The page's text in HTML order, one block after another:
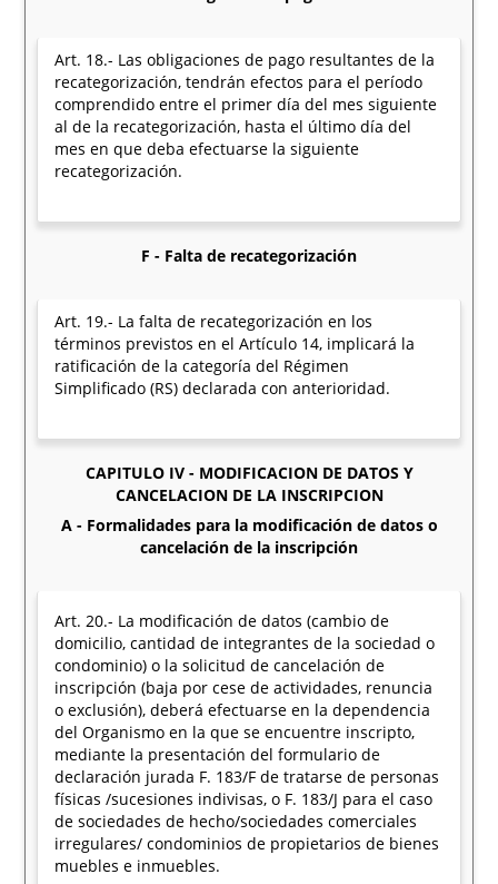
Art. 18.- Las obligaciones de pago resultantes de la
recategorización, tendrán efectos para el período
comprendido entre el primer día del mes siguiente
al de la recategorización, hasta el último día del
mes en que deba efectuarse la siguiente
recategorización.
F - Falta de recategorización
Art. 19.- La falta de recategorización en los
términos previstos en el Artículo 14, implicará la
ratificación de la categoría del Régimen
Simplificado (RS) declarada con anterioridad.
CAPITULO IV - MODIFICACION DE DATOS Y
CANCELACION DE LA INSCRIPCION
A - Formalidades para la modificación de datos o
cancelación de la inscripción
Art. 20.- La modificación de datos (cambio de
domicilio, cantidad de integrantes de la sociedad o
condominio) o la solicitud de cancelación de
inscripción (baja por cese de actividades, renuncia
o exclusión), deberá efectuarse en la dependencia
del Organismo en la que se encuentre inscripto,
mediante la presentación del formulario de
declaración jurada F. 183/F de tratarse de personas
físicas /sucesiones indivisas, o F. 183/J para el caso
de sociedades de hecho/sociedades comerciales
irregulares/ condominios de propietarios de bienes
muebles e inmuebles.